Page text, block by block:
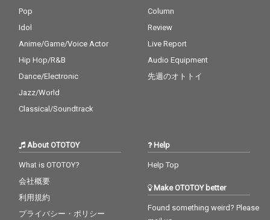
Pop
Idol
Anime/Game/Voice Actor
Hip Hop/R&B
Dance/Electronic
Jazz/World
Classical/Soundtrack
Column
Review
Live Report
Audio Equipment
先週のオトトイ
About OTOTOY
What is OTOTOY?
会社概要
利用規約
プライバシー・ポリシー
Help
Help Top
Make OTOTOY better
Found something weird? Please